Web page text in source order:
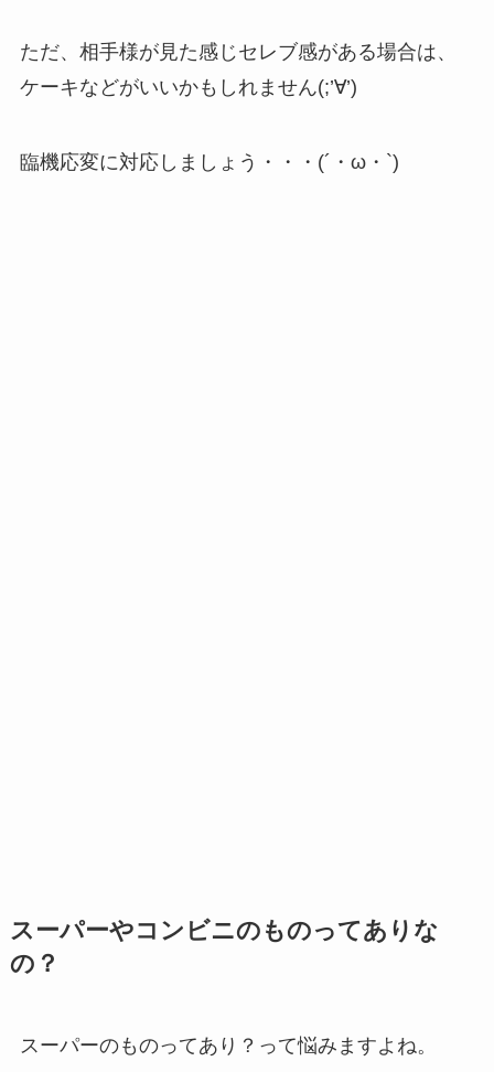
ただ、相手様が見た感じセレブ感がある場合は、
ケーキなどがいいかもしれません(;’∀’)
臨機応変に対応しましょう・・・(´・ω・`)
スーパーやコンビニのものってありな
の？
スーパーのものってあり？って悩みますよね。